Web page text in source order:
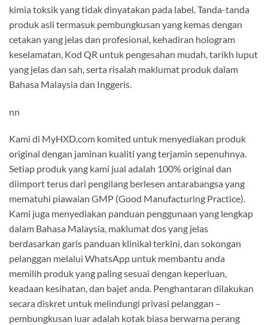
kimia toksik yang tidak dinyatakan pada label. Tanda-tanda
produk asli termasuk pembungkusan yang kemas dengan
cetakan yang jelas dan profesional, kehadiran hologram
keselamatan, Kod QR untuk pengesahan mudah, tarikh luput
yang jelas dan sah, serta risalah maklumat produk dalam
Bahasa Malaysia dan Inggeris.
nn
Kami di MyHXD.com komited untuk menyediakan produk
original dengan jaminan kualiti yang terjamin sepenuhnya.
Setiap produk yang kami jual adalah 100% original dan
diimport terus dari pengilang berlesen antarabangsa yang
mematuhi piawaian GMP (Good Manufacturing Practice).
Kami juga menyediakan panduan penggunaan yang lengkap
dalam Bahasa Malaysia, maklumat dos yang jelas
berdasarkan garis panduan klinikal terkini, dan sokongan
pelanggan melalui WhatsApp untuk membantu anda
memilih produk yang paling sesuai dengan keperluan,
keadaan kesihatan, dan bajet anda. Penghantaran dilakukan
secara diskret untuk melindungi privasi pelanggan –
pembungkusan luar adalah kotak biasa berwarna perang